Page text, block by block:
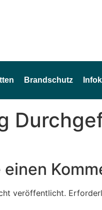
Brandschutz
veröffentlicht.